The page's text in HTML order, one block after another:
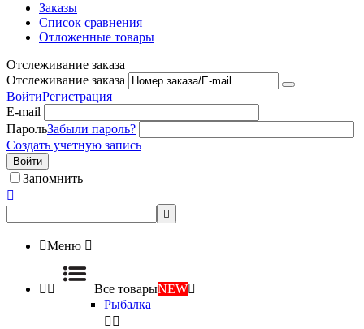
Заказы
Список сравнения
Отложенные товары
Отслеживание заказа
Отслеживание заказа
ВойтиРегистрация
E-mail
ПарольЗабыли пароль?
Создать учетную запись
Войти
Запомнить


Меню 
  Все товарыNEW
Рыбалка
 